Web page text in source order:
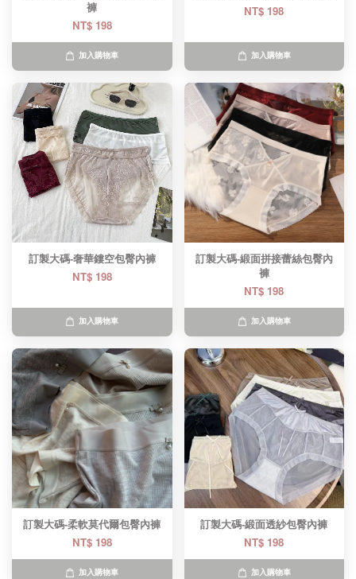
褲
NT$ 198
加入購物車
NT$ 198
加入購物車
訂製大碼-奢華鏤空包臀內褲
NT$ 198
加入購物車
訂製大碼-緞面拼接蕾絲包臀內
褲
NT$ 198
加入購物車
訂製大碼-柔軟莫代爾包臀內褲
NT$ 198
加入購物車
訂製大碼-緞面透紗包臀內褲
NT$ 198
加入購物車